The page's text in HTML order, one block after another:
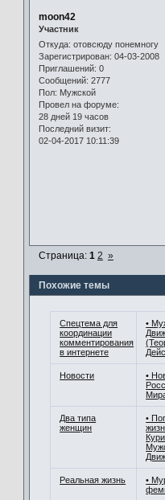
moon42
Участник
Откуда: отовсюду понемногу
Зарегистрирован: 04-03-2008
Приглашений: 0
Сообщений: 2777
Пол: Мужской
Провел на форуме:
28 дней 19 часов
Последний визит:
02-04-2017 10:11:39
Страница: 1 2 »
Похожие темы
Спецтема для
координации
комментирования
в интернете
•
Новости
•
Два типа
женщин
•
Реальная жизнь
•